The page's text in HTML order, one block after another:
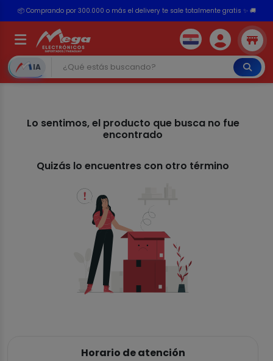
📦 Comprando por 300.000 o más el delivery te sale totalmente gratis ✨ 🚚
💳 ¡HASTA 24 CUOTAS SIN INTERÉS con tarjetas adheridas!
IA
Lo sentimos, el producto que busca no fue
encontrado
Quizás lo encuentres con otro término
Horario de atención